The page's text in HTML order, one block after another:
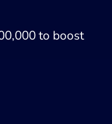
to boost